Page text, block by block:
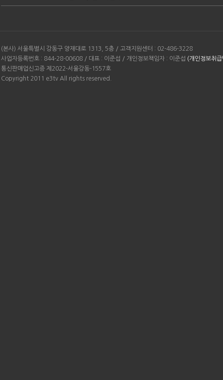
(본사) 서울특별시 강동구 양재대로 1313, 5층 / 고객지원센터 : 02-486-3228
사업자등록번호 : 844-28-00608 / 대표 : 이준섭 / 개인정보책임자 : 이준섭 (개인정보취
통신판매업신고증 제2022-서울강동-1557호
Copyright 2011 e3tv All rights reserved.